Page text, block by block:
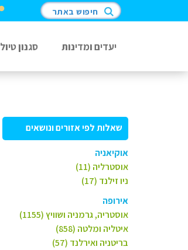
חיפוש באתר
יעדים ומדינות סגנון טיול
שאלות לפי אזורים ונושאים
אוקיאניה
אוסטרליה (11)
ניו זילנד (17)
אירופה
אוסטריה, גרמניה ושוויץ (1155)
איטליה ומלטה (858)
בריטניה ואירלנד (57)